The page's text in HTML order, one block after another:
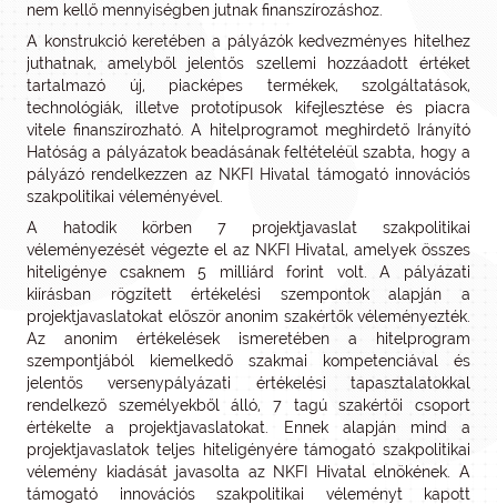
nem kellő mennyiségben jutnak finanszírozáshoz.
A konstrukció keretében a pályázók kedvezményes hitelhez
juthatnak, amelyből jelentős szellemi hozzáadott értéket
tartalmazó új, piacképes termékek, szolgáltatások,
technológiák, illetve prototípusok kifejlesztése és piacra
vitele finanszírozható. A hitelprogramot meghirdető Irányító
Hatóság a pályázatok beadásának feltételéül szabta, hogy a
pályázó rendelkezzen az NKFI Hivatal támogató innovációs
szakpolitikai véleményével.
A hatodik körben 7 projektjavaslat szakpolitikai
véleményezését végezte el az NKFI Hivatal, amelyek összes
hiteligénye csaknem 5 milliárd forint volt. A pályázati
kiírásban rögzített értékelési szempontok alapján a
projektjavaslatokat először anonim szakértők véleményezték.
Az anonim értékelések ismeretében a hitelprogram
szempontjából kiemelkedő szakmai kompetenciával és
jelentős versenypályázati értékelési tapasztalatokkal
rendelkező személyekből álló, 7 tagú szakértői csoport
értékelte a projektjavaslatokat. Ennek alapján mind a
projektjavaslatok teljes hiteligényére támogató szakpolitikai
vélemény kiadását javasolta az NKFI Hivatal elnökének. A
támogató innovációs szakpolitikai véleményt kapott